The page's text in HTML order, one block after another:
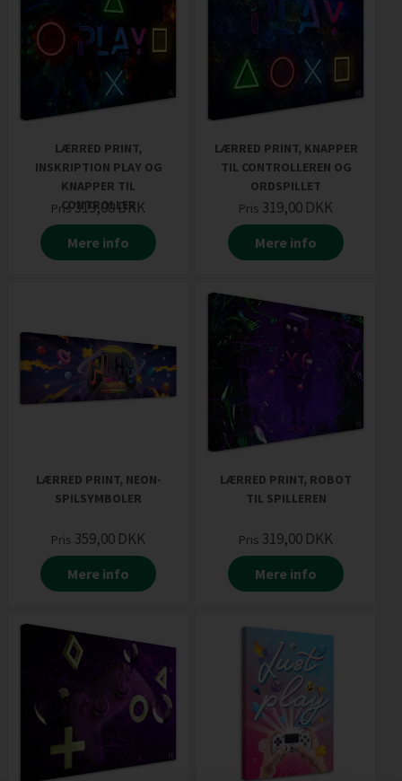
LÆRRED PRINT,
INSKRIPTION PLAY OG
KNAPPER TIL
CONTROLLER
Pris319,00DKK
Mere info
LÆRRED PRINT, KNAPPER
TIL CONTROLLEREN OG
ORDSPILLET
Pris 319,00 DKK
Mere info
LÆRRED PRINT, NEON-
SPILSYMBOLER
Pris 359,00 DKK
Mere info
LÆRRED PRINT, ROBOT
TIL SPILLEREN
Pris 319,00 DKK
Mere info